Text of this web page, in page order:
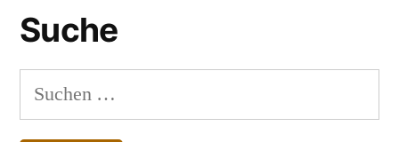
Suche
Suchen
nach: